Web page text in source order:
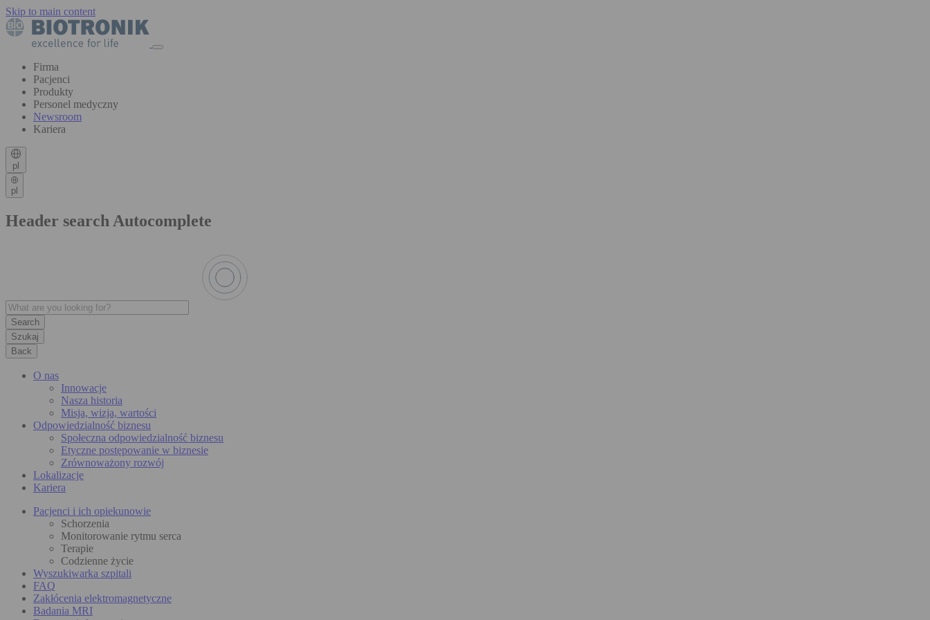
Skip to main content
Firma
Pacjenci
Produkty
Personel medyczny
Newsroom
Kariera
pl
pl
Header search Autocomplete
Szukaj
Back
O nas
Innowacje
Nasza historia
Misja, wizja, wartości
Odpowiedzialność biznesu
Społeczna odpowiedzialność biznesu
Etyczne postępowanie w biznesie
Zrównoważony rozwój
Lokalizacje
Kariera
Pacjenci i ich opiekunowie
Schorzenia
Monitorowanie rytmu serca
Terapie
Codzienne życie
Wyszukiwarka szpitali
FAQ
Zakłócenia elektromagnetyczne
Badania MRI